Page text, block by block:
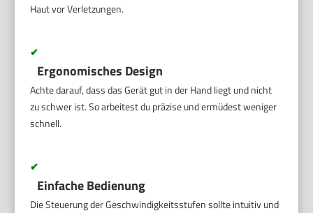
Haut vor Verletzungen.
✔
Ergonomisches Design
Achte darauf, dass das Gerät gut in der Hand liegt und nicht
zu schwer ist. So arbeitest du präzise und ermüdest weniger
schnell.
✔
Einfache Bedienung
Die Steuerung der Geschwindigkeitsstufen sollte intuitiv und